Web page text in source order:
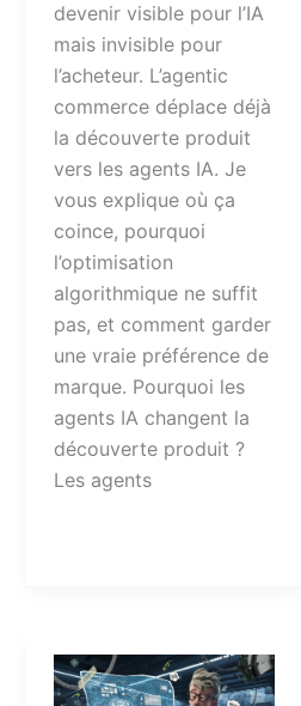
devenir visible pour l’IA
mais invisible pour
l’acheteur. L’agentic
commerce déplace déjà
la découverte produit
vers les agents IA. Je
vous explique où ça
coince, pourquoi
l’optimisation
algorithmique ne suffit
pas, et comment garder
une vraie préférence de
marque. Pourquoi les
agents IA changent la
découverte produit ?
Les agents